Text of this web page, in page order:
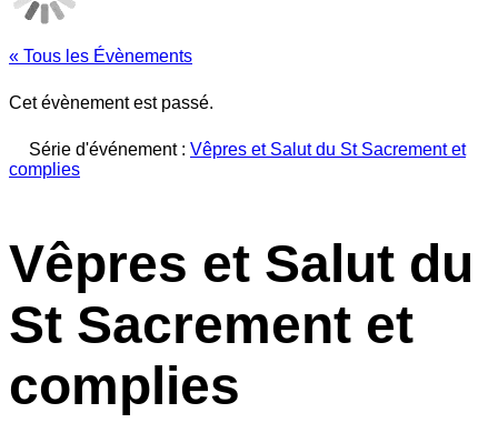
« Tous les Évènements
Cet évènement est passé.
Série d'événement : Vêpres et Salut du St Sacrement et
complies
Vêpres et Salut du
St Sacrement et
complies